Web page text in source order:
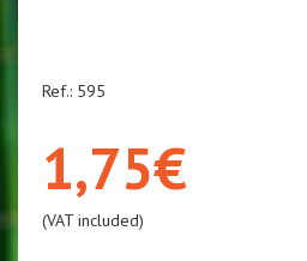
Ref.: 595
1,75€
(VAT included)